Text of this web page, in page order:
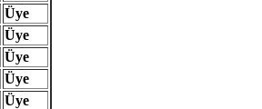
Üye
Üye
Üye
Üye
Üye